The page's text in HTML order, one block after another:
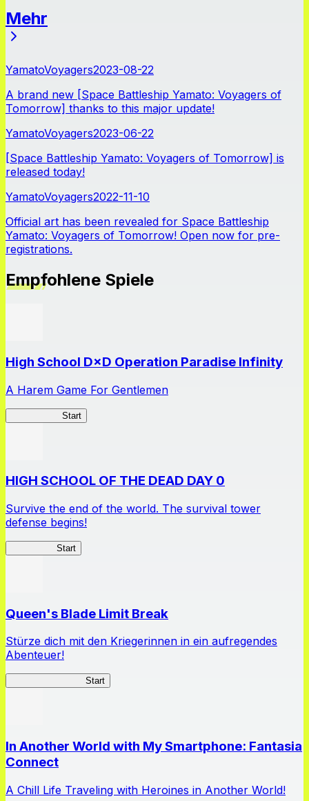
Mehr
YamatoVoyagers2023-08-22
A brand new [Space Battleship Yamato: Voyagers of
Tomorrow] thanks to this major update!
YamatoVoyagers2023-06-22
[Space Battleship Yamato: Voyagers of Tomorrow] is
released today!
YamatoVoyagers2022-11-10
Official art has been revealed for Space Battleship
Yamato: Voyagers of Tomorrow! Open now for pre-
registrations.
Empfohlene Spiele
High School D×D Operation Paradise Infinity
A Harem Game For Gentlemen
Start
HIGH SCHOOL OF THE DEAD DAY 0
Survive the end of the world. The survival tower
defense begins!
Start
Queen's Blade Limit Break
Stürze dich mit den Kriegerinnen in ein aufregendes
Abenteuer!
Start
In Another World with My Smartphone: Fantasia
Connect
A Chill Life Traveling with Heroines in Another World!